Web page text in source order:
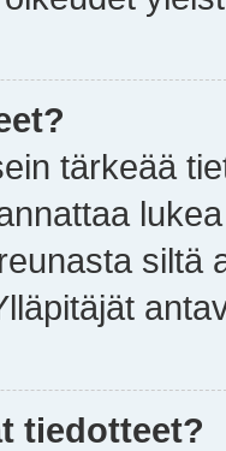
tärkeää
siltä
tiedotteet?